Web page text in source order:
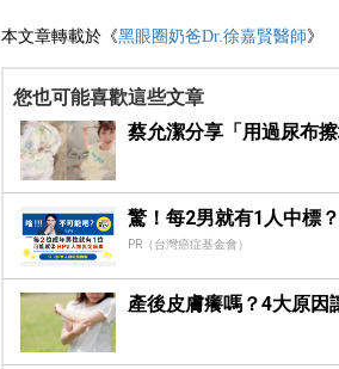
本文章轉載於《黑眼圈奶爸Dr.徐嘉賢醫師》
您也可能喜歡這些文章
蔡允潔分享「用過尿布
驚！每2男就有1人中標
PR（台灣癌症基金會）
產後皮膚癢嗎？4大原因